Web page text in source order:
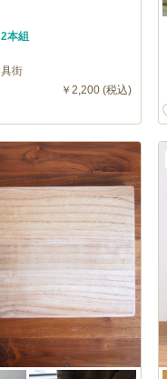
組
街
￥2,200 (税込)